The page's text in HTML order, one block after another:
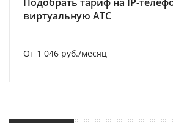
виртуальную АТС
От 1 046 руб./месяц